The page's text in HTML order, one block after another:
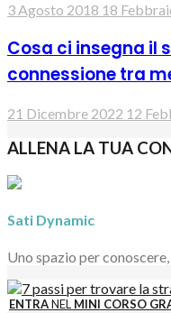
3 Agosto 2018 18
Cosa ci insegna il
connessione tra
21 Dicembre 2022 12
ALLENA LA TUA
Sati Dynamic
Uno spazio per
ENTRANEL MINI CORSO